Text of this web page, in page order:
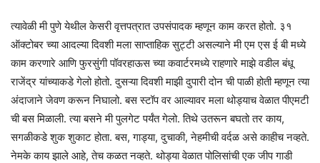
त्यावेळी मी पुणे येथील केसरी वृत्तपत्रात उपसंपादक म्हणून काम करत होतो. ३१
ऑक्टोबर च्या आदल्या दिवशी मला साप्ताहिक सुट्टी असल्याने मी एम एस ई बी मध्ये
काम करणारे आणि फुरसुंगी पॉवरहाऊस च्या कवार्टरमध्ये राहणारे माझे वडील बंधू
राजेंद्र यांच्याकडे गेलो होतो. दुसऱ्या दिवशी माझी दुपारी दोन ची पाळी होती म्हणून त्या
अंदाजाने जेवण करून निघालो. बस स्टॉप वर आल्यावर मला थोड्याच वेळात पीएमटी
ची बस मिळाली. त्या बसने मी पुलगेट पर्यंत गेलो. तिथे उतरून बघतो तर काय,
सगळीकडे शुक शुकाट होता. बस, गाड्या, दुचाकी, नेहमीची वर्दळ असे काहीच नव्हते.
नेमके काय झाले आहे, तेच कळत नव्हते. थोड्या वेळात पोलिसांची एक जीप गाडी